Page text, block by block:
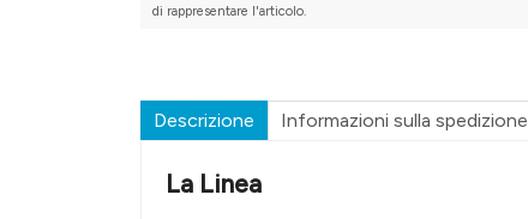
di rappresentare l'articolo.
Descrizione Informazioni sulla spedizione
La Linea